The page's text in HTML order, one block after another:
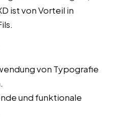
ist von Vorteil in
von Typografie
und funktionale